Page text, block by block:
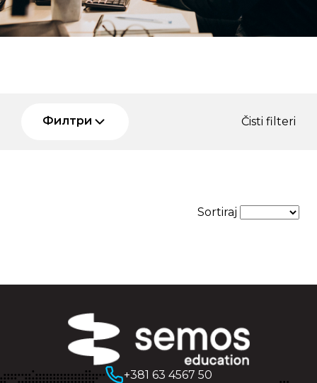
Филтри Čisti filteri
Sortiraj
+381 63 4567 50